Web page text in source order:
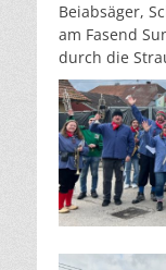
Beiabsäger,
am Fasend
durch die